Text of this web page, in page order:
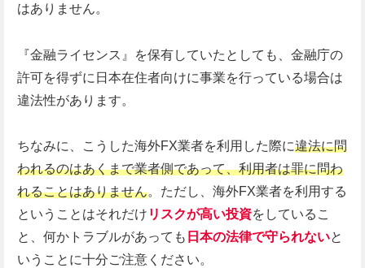
はありません。
『金融ライセンス』を保有していたとしても、金融庁の
許可を得ずに日本在住者向けに事業を行っている場合は
違法性があります。
ちなみに、こうした海外FX業者を利用した際に違法に問
われるのはあくまで業者側であって、利用者は罪に問わ
れることはありません。ただし、海外FX業者を利用する
ということはそれだけ リスクが高い投資をしているこ
と、何かトラブルがあっても 日本の法律で守られないと
いうことに十分ご注意ください。